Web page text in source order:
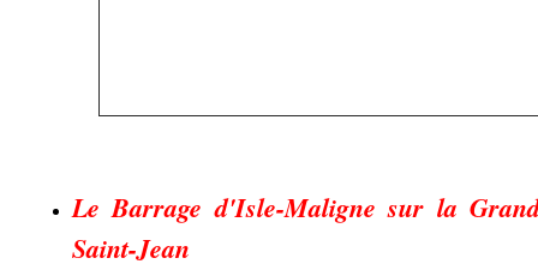
Le Barrage d'Isle-Maligne sur la
Saint-Jean